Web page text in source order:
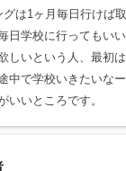
は1ヶ月毎日行けば
日学校に行ってもい
しいという人、最初
中で学校いきたいな
いいところです。